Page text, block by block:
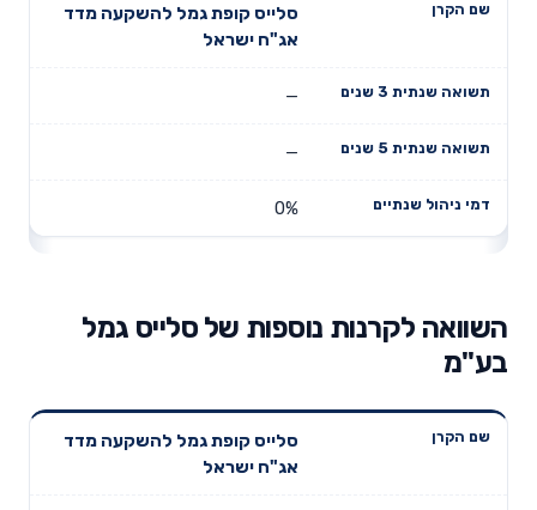
שנתית 3
תשואה
דמי ניהול
סלייס קופת גמל להשקעה מדד
אג"ח ישראל
—
—
0%
השוואה לקרנות נוספות של סלייס גמל
בע"מ
שנתית 3
תשואה
דמי ניהול
סלייס קופת גמל להשקעה מדד
אג"ח ישראל